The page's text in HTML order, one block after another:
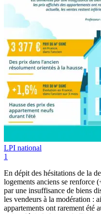
LPI national
1
En dépit des hésitations de la
logements anciens se renforce
par une insuffisance de biens
les vendeurs à la modération :
appartements ont rarement été